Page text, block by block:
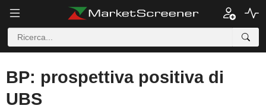
BP: prospettiva positiva di
UBS